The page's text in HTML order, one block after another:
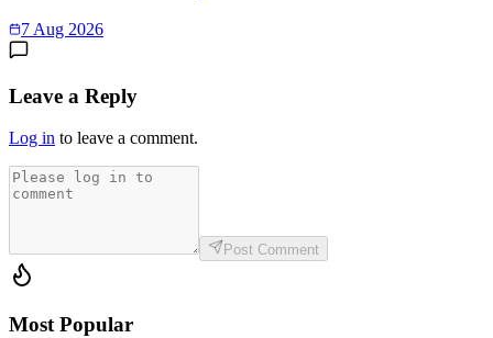
7 Aug 2026
Leave a Reply
Log in to leave a comment.
Post Comment
Most Popular